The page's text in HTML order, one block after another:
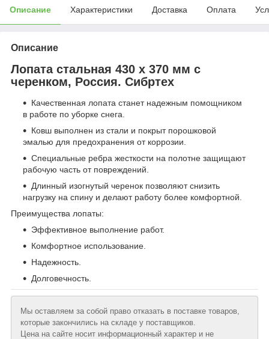
Описание Характеристики Доставка Оплата
Описание
Лопата стальная 430 x 370 мм с
черенком, Россия. Сибртеx
Качественная лопата станет надежным помощником
в работе по уборке снега.
Ковш выполнен из стали и покрыт порошковой
эмалью для предохранения от коррозии.
Специальные ребра жесткости на полотне защищают
рабочую часть от повреждений.
Длинный изогнутый черенок позволяют снизить
нагрузку на спину и делают работу более комфортной.
Преимущества лопаты:
Эффективное выполнение работ.
Комфортное использование.
Надежность.
Долговечность.
Мы оставляем за собой право отказать в поставке товаров,
которые закончились на складе у поставщиков.
Цена на сайте носит информационный характер и не